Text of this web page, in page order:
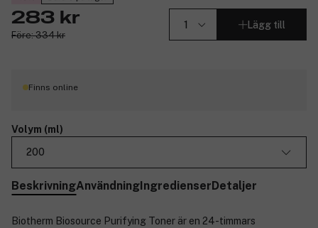
283 kr
Före: 334 kr
Lägg till
Finns online
Volym (ml)
200
BeskrivningAnvändningIngredienserDetaljer
Biotherm Biosource Purifying Toner är en 24-timmars